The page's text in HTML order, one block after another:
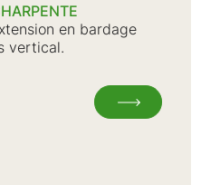
en bardage
vertical.